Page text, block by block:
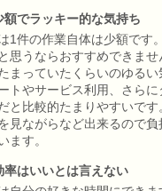
額でラッキー的な気持ち
1件の作業自体は少額です
思うならおすすめできま
まっていたくらいのゆる
トやサービス利用、さら
と比較的たまりやすいです
見ながらなど出来るので負
ます。
率はいいとは言えない